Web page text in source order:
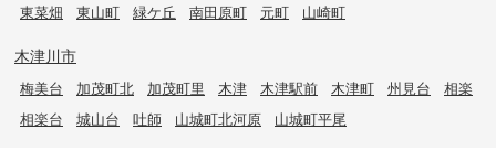
東菜畑
東山町 緑ケ丘 南田原町 元町 山崎町
木津川市
梅美台 加茂町北 加茂町里 木津 木津駅前 木津町 州見台
相楽
相楽台
城山台 吐師 山城町北河原 山城町平尾